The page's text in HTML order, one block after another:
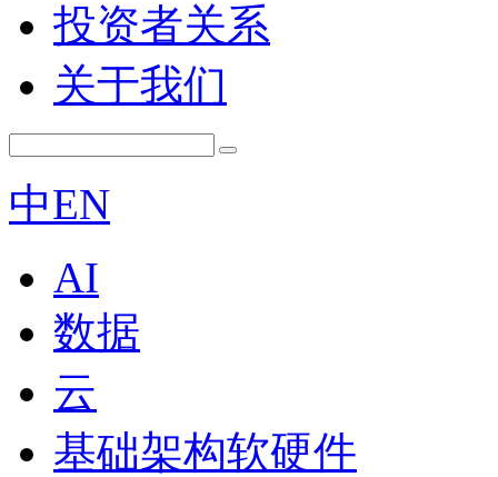
投资者关系
关于我们
中EN
AI
数据
云
基础架构软硬件